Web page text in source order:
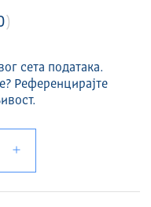
сета података.
Референцирајте